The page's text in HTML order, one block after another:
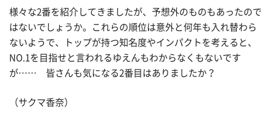
様々な2番を紹介してきましたが、予想外のものもあったので
はないでしょうか。これらの順位は意外と何年も入れ替わら
ないようで、トップが持つ知名度やインパクトを考えると、
NO.1を目指せと言われるゆえんもわからなくもないです
が…… 皆さんも気になる2番目はありましたか？
（サクマ香奈）